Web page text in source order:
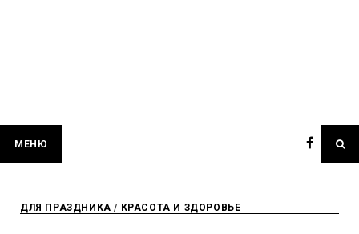
МЕНЮ
ДЛЯ ПРАЗДНИКА / КРАСОТА И ЗДОРОВЬЕ